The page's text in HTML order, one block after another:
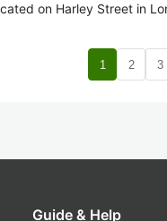
on Harley Street in
1 2 3
Guide & Help